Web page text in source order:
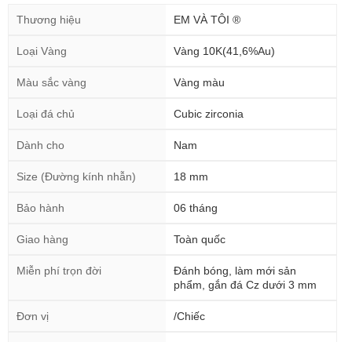
Thương hiệu EM VÀ TÔI ®
Loại Vàng Vàng 10K(41,6%Au)
Màu sắc vàng Vàng màu
Loại đá chủ Cubic zirconia
Dành cho Nam
Size (Đường kính nhẫn) 18 mm
Bảo hành 06 tháng
Giao hàng Toàn quốc
Miễn phí trọn đời
Đánh bóng, làm mới sản
phẩm, gắn đá Cz dưới 3 mm
Đơn vị /Chiếc